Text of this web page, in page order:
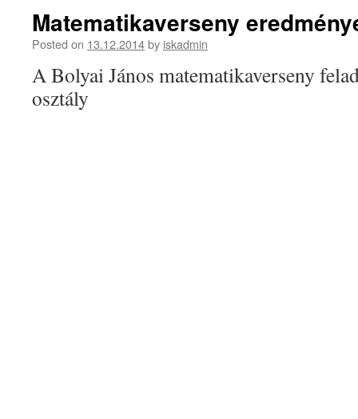
Matematikaverseny
Posted on 13.12.2014by iskadmin
A Bolyai János matematikaverseny
osztály